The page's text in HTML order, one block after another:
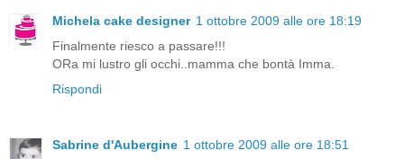
Michela cake designer 1 ottobre 2009 alle ore 18:19
Finalmente riesco a passare!!!
ORa mi lustro gli occhi..mamma che bontà Imma.
Rispondi
Sabrine d'Aubergine 1 ottobre 2009 alle ore 18:51